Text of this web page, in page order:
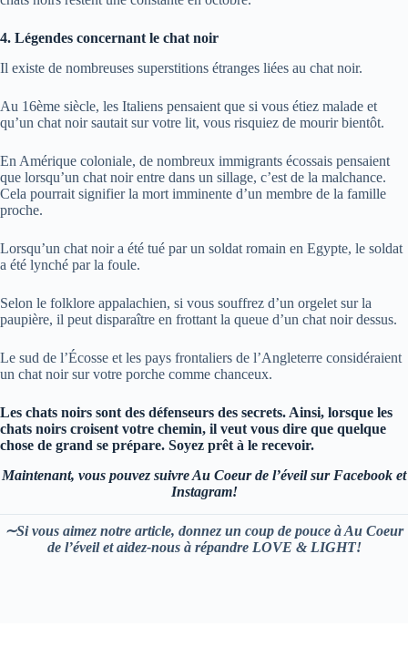
4. Légendes concernant le chat noir
Il existe de nombreuses superstitions étranges liées au chat noir.
Au 16ème siècle, les Italiens pensaient que si vous étiez malade et
qu’un chat noir sautait sur votre lit, vous risquiez de mourir bientôt.
En Amérique coloniale, de nombreux immigrants écossais pensaient
que lorsqu’un chat noir entre dans un sillage, c’est de la malchance.
Cela pourrait signifier la mort imminente d’un membre de la famille
proche.
Lorsqu’un chat noir a été tué par un soldat romain en Egypte, le soldat
a été lynché par la foule.
Selon le folklore appalachien, si vous souffrez d’un orgelet sur la
paupière, il peut disparaître en frottant la queue d’un chat noir dessus.
Le sud de l’Écosse et les pays frontaliers de l’Angleterre considéraient
un chat noir sur votre porche comme chanceux.
Les chats noirs sont des défenseurs des secrets. Ainsi, lorsque les
chats noirs croisent votre chemin, il veut vous dire que quelque
chose de grand se prépare. Soyez prêt à le recevoir.
Maintenant, vous pouvez suivre Au Coeur de l’éveil sur Facebook et
Instagram!
∼Si vous aimez notre article, donnez un coup de pouce à Au Coeur
de l’éveil et aidez-nous à répandre LOVE & LIGHT!